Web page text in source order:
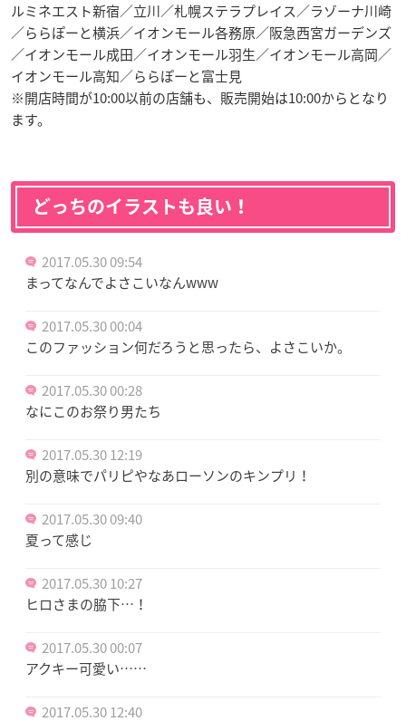
ルミネエスト新宿／立川／札幌ステラプレイス／ラゾーナ川崎
／ららぽーと横浜／イオンモール各務原／阪急西宮ガーデンズ
／イオンモール成田／イオンモール羽生／イオンモール高岡／
イオンモール高知／ららぽーと富士見
※開店時間が10:00以前の店舗も、販売開始は10:00からとなり
ます。
どっちのイラストも良い！
2017.05.30 09:54
まってなんでよさこいなんwww
2017.05.30 00:04
このファッション何だろうと思ったら、よさこいか。
2017.05.30 00:28
なにこのお祭り男たち
2017.05.30 12:19
別の意味でパリピやなあローソンのキンプリ！
2017.05.30 09:40
夏って感じ
2017.05.30 10:27
ヒロさまの脇下…！
2017.05.30 00:07
アクキー可愛い……
2017.05.30 12:40